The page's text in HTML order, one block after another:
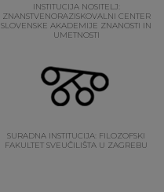
INSTITUCIJA NOSITELJ:
ZNANSTVENORAZISKOVALNI CENTER
SLOVENSKE AKADEMIJE ZNANOSTI IN
UMETNOSTI
SURADNA INSTITUCIJA: FILOZOFSKI
FAKULTET SVEUČILIŠTA U ZAGREBU